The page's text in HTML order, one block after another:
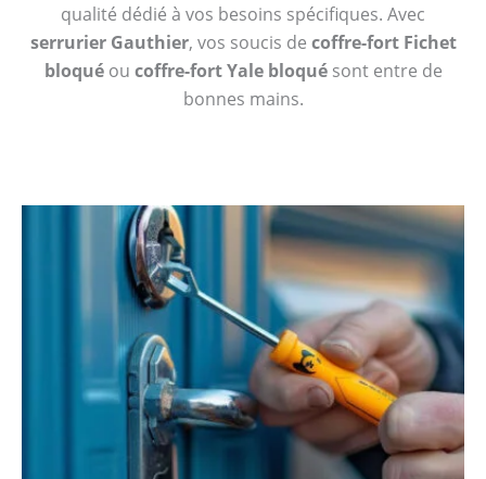
qualité dédié à vos besoins spécifiques. Avec
serrurier Gauthier, vos soucis de coffre-fort Fichet
bloquéou coffre-fort Yale bloquésont entre de
bonnes mains.